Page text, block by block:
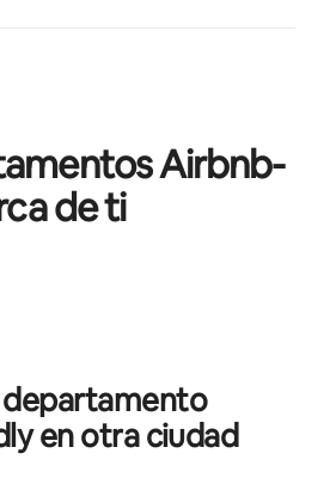
Airbnb-
de ti
en otra ciudad